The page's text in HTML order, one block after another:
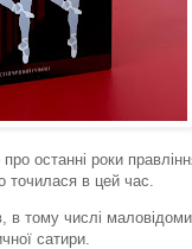
останні роки
в цей час.
в тому числі
сатири.